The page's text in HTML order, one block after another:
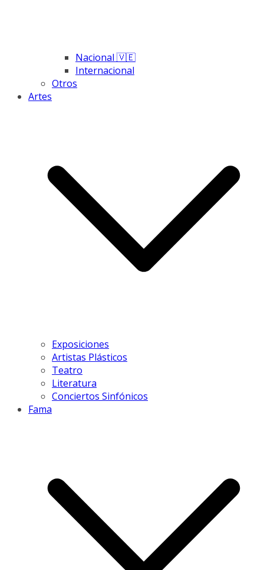
Nacional 🇻🇪
Internacional
Otros
Artes
Exposiciones
Artistas Plásticos
Teatro
Literatura
Conciertos Sinfónicos
Fama